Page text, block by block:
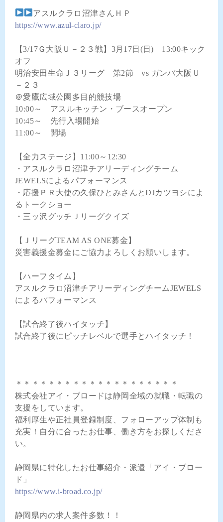
アスルクラロ沼津さんＨＰ
https://www.azul-claro.jp/
【3/17Ｇ大阪Ｕ－２３戦】3月17日(日) 13:00キック
オフ
明治安田生命Ｊ３リーグ 第2節 vs ガンバ大阪Ｕ
－２３
＠愛鷹広域公園多目的競技場
10:00～ アスルキッチン・ブースオープン
10:45～ 先行入場開始
11:00～ 開場
【全力ステージ】11:00～12:30
・アスルクラロ沼津チアリーディングチーム
JEWELSによるパフォーマンス
・応援ＰＲ大使の久保ひとみさんとDJカツヨシによ
るトークショー
・三ッ沢グッチＪリーグクイズ
【ＪリーグTEAM AS ONE募金】
災害義援金募金にご協力よろしくお願いします。
【ハーフタイム】
アスルクラロ沼津チアリーディングチームJEWELS
によるパフォーマンス
【試合終了後ハイタッチ】
試合終了後にピッチレベルで選手とハイタッチ！
＊＊＊＊＊＊＊＊＊＊＊＊＊＊＊＊＊＊＊＊
株式会社アイ・ブロードは静岡全域の就職・転職の
支援をしています。
福利厚生や正社員登録制度、フォローアップ体制も
充実！自分に合ったお仕事、働き方をお探しくださ
い。
静岡県に特化したお仕事紹介・派遣「アイ・ブロー
ド」
https://www.i-broad.co.jp/
静岡県内の求人案件多数！！